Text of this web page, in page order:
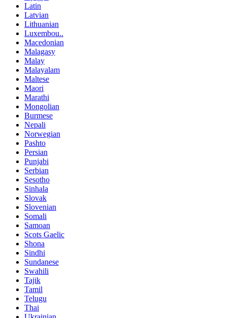
Latin
Latvian
Lithuanian
Luxembou..
Macedonian
Malagasy
Malay
Malayalam
Maltese
Maori
Marathi
Mongolian
Burmese
Nepali
Norwegian
Pashto
Persian
Punjabi
Serbian
Sesotho
Sinhala
Slovak
Slovenian
Somali
Samoan
Scots Gaelic
Shona
Sindhi
Sundanese
Swahili
Tajik
Tamil
Telugu
Thai